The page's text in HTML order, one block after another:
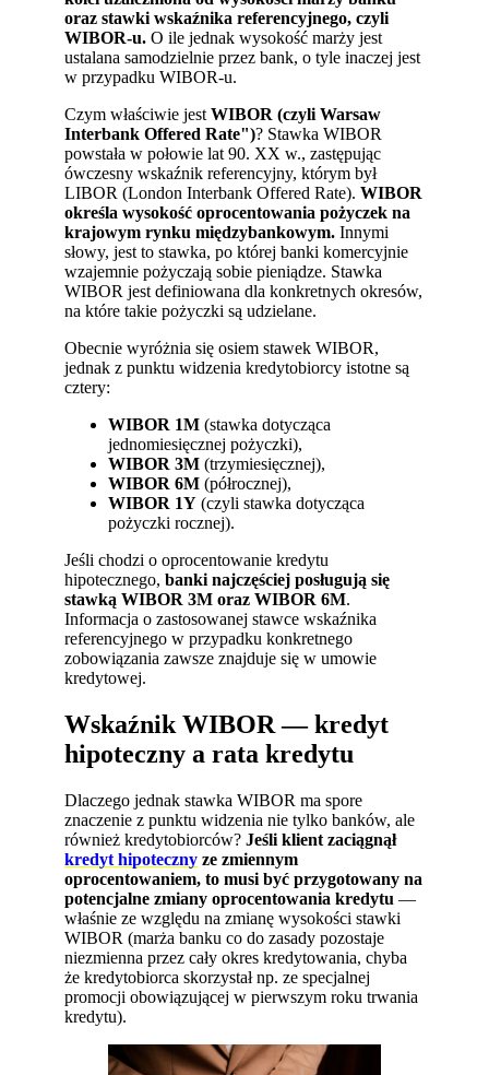
oraz stawki wskaźnika referencyjnego, czyli
WIBOR-u. O ile jednak wysokość marży jest
ustalana samodzielnie przez bank, o tyle inaczej jest
w przypadku WIBOR-u.
Czym właściwie jestWIBOR (czyli Warsaw
Interbank Offered Rate")? Stawka WIBOR
powstała w połowie lat 90. XX w., zastępując
ówczesny wskaźnik referencyjny, którym był
LIBOR (London Interbank Offered Rate).WIBOR
określa wysokość oprocentowania pożyczek na
krajowym rynku międzybankowym. Innymi
słowy, jest to stawka, po której banki komercyjnie
wzajemnie pożyczają sobie pieniądze. Stawka
WIBOR jest definiowana dla konkretnych okresów,
na które takie pożyczki są udzielane.
Obecnie wyróżnia się osiem stawek WIBOR,
jednak z punktu widzenia kredytobiorcy istotne są
cztery:
WIBOR 1M (stawka dotycząca
jednomiesięcznej pożyczki),
WIBOR 3M (trzymiesięcznej),
WIBOR 6M (półrocznej),
WIBOR 1Y (czyli stawka dotycząca
pożyczki rocznej).
Jeśli chodzi o oprocentowanie kredytu
hipotecznego,banki najczęściej posługują się
stawką WIBOR 3M oraz WIBOR 6M.
Informacja o zastosowanej stawce wskaźnika
referencyjnego w przypadku konkretnego
zobowiązania zawsze znajduje się w umowie
kredytowej.
Wskaźnik WIBOR — kredyt
hipoteczny a rata kredytu
Dlaczego jednak stawka WIBOR ma spore
znaczenie z punktu widzenia nie tylko banków, ale
również kredytobiorców? Jeśli klient zaciągnął
kredyt hipoteczny ze zmiennym
oprocentowaniem, to musi być przygotowany na
potencjalne zmiany oprocentowania kredytu —
właśnie ze względu na zmianę wysokości stawki
WIBOR (marża banku co do zasady pozostaje
niezmienna przez cały okres kredytowania, chyba
że kredytobiorca skorzystał np. ze specjalnej
promocji obowiązującej w pierwszym roku trwania
kredytu).